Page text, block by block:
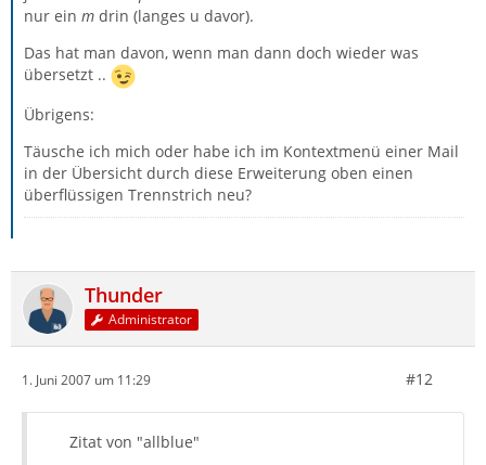
nur ein m drin (langes u davor).
Das hat man davon, wenn man dann doch wieder was
übersetzt ..
Übrigens:
Täusche ich mich oder habe ich im Kontextmenü einer Mail
in der Übersicht durch diese Erweiterung oben einen
überflüssigen Trennstrich neu?
Thunder
Administrator
1. Juni 2007 um 11:29 #12
Zitat von "allblue"